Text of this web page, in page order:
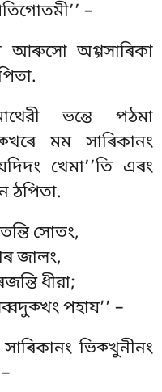
–
আৰুসো অগ্গসাৰিকা
ভন্তে পঠমা
মম সাৰিকানং
খেমা’’তি এৰং
ঠপিতা.
সোতং,
জালং,
ধীরা;
পহায’’ –
ভিক্খুনীনং